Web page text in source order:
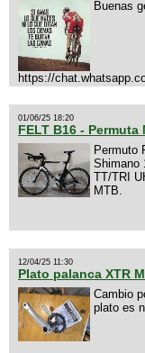
Buenas
https://
01/06/25 18:20
FELT B16 - Permuta
Permuto
Shimano
TT/TRI
MTB.
12/04/25 11:30
Plato palanca XTR
Cambio
plato es